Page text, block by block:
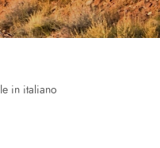
in italiano